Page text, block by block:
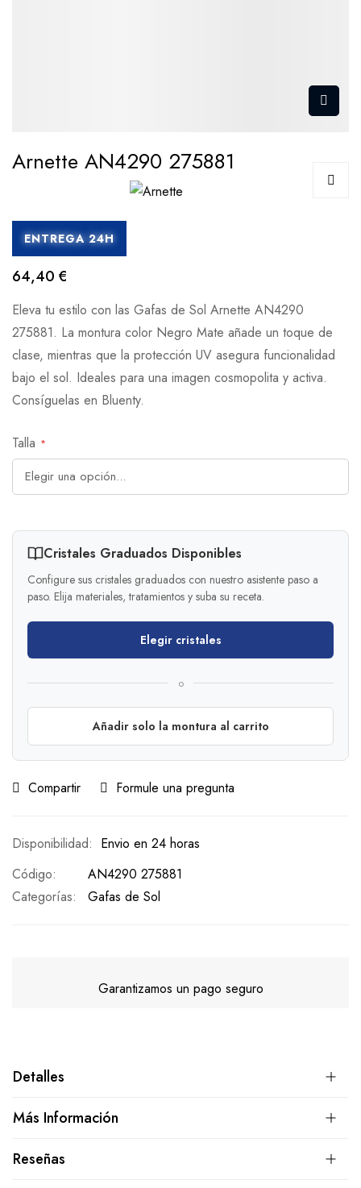
Arnette AN4290 275881
ENTREGA 24H
64,40 €
Eleva tu estilo con las Gafas de Sol Arnette AN4290
275881. La montura color Negro Mate añade un toque de
clase, mientras que la protección UV asegura funcionalidad
bajo el sol. Ideales para una imagen cosmopolita y activa.
Consíguelas en Bluenty.
Talla
Cristales Graduados Disponibles
Configure sus cristales graduados con nuestro asistente paso a
paso. Elija materiales, tratamientos y suba su receta.
Elegir cristales
o
Añadir solo la montura al carrito
Compartir Formule una pregunta
Envio en 24 horas
Código
AN4290 275881
Categorías:
Gafas de Sol
Garantizamos un pago seguro
Detalles
Más Información
Reseñas